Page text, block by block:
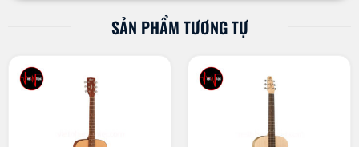
SẢN PHẨM TƯƠNG TỰ